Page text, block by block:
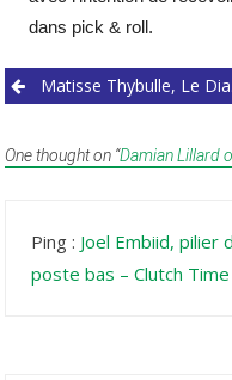
dans pick & roll.
PostMatisse Thybulle, Le Diamant À Polir Des 76ers.
One thought on “Damian Lillard
Ping : Joel Embiid, pilier
poste bas – Clutch Time